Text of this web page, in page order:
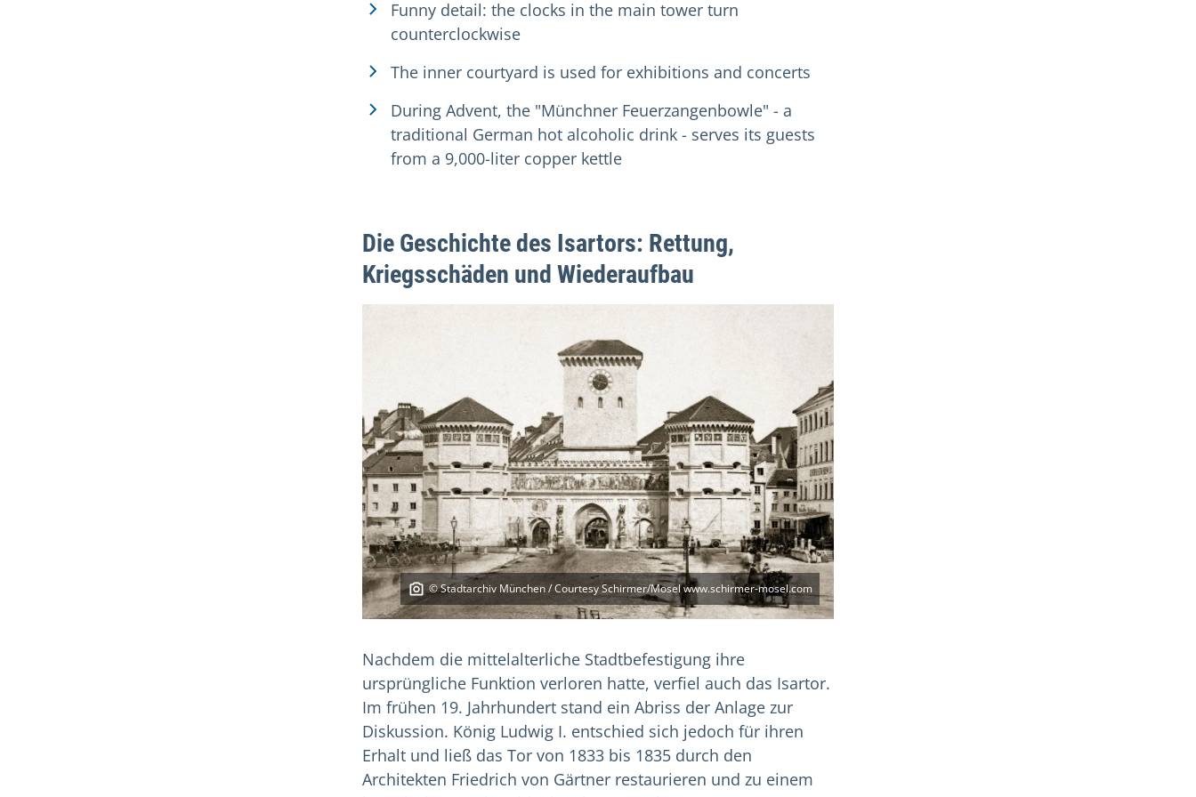
Funny detail: the clocks in the main tower turn
counterclockwise
The inner courtyard is used for exhibitions and concerts
During Advent, the "Münchner Feuerzangenbowle" - a
traditional German hot alcoholic drink - serves its guests
from a 9,000-liter copper kettle
Die Geschichte des Isartors: Rettung,
Kriegsschäden und Wiederaufbau
© Stadtarchiv München / Courtesy Schirmer/Mosel www.schirmer-mosel.com
Nachdem die mittelalterliche Stadtbefestigung ihre
ursprüngliche Funktion verloren hatte, verfiel auch das Isartor.
Im frühen 19. Jahrhundert stand ein Abriss der Anlage zur
Diskussion. König Ludwig I. entschied sich jedoch für ihren
Erhalt und ließ das Tor von 1833 bis 1835 durch den
Architekten Friedrich von Gärtner restaurieren und zu einem